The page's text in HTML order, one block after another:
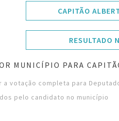
CAPITÃO
RESULTADO
MUNICÍPIO PARA
a votação completa para
pelo candidato no município